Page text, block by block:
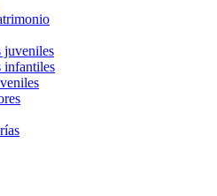
juveniles
infantiles